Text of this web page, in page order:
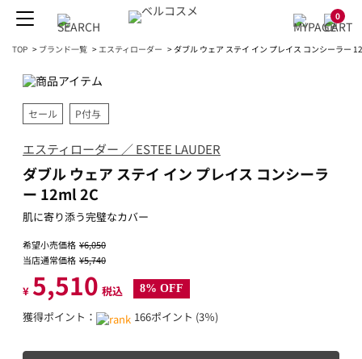
0
TOP > ブランド一覧 > エスティローダー >ダブル ウェア ステイ イン プレイス コンシーラー
セール P付与
エスティローダー ／ ESTEE LAUDER
ダブル ウェア ステイ イン プレイス コンシーラ
ー 12ml 2C
肌に寄り添う完璧なカバー
希望小売価格 ¥6,050
当店通常価格 ¥5,740
¥ 5,510 税込 8% OFF
獲得ポイント： 166ポイント (3％)